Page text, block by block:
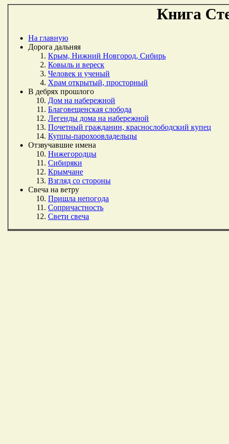
Книга
На главную
Дорога дальняя
Крым, Нижний Новгород, Сибирь
Ковыль и вереск
Человек и ученый
Храм открытый, просторный
В дебрях прошлого
Дом на набережной
Благовещенская слобода
Легенды дома на набережной
Почетный гражданин, краснослободский купец
Купцы-парохоовладельцы
Отзвучавшие имена
Нижегородцы
Сибиряки
Крымчане
Взгляд со стороны
Свеча на ветру
Пришла непогода
Сопричастность
Свети свеча